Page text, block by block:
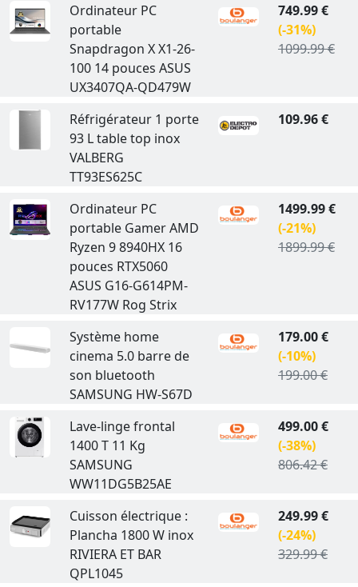
Ordinateur PC
portable
Snapdragon X X1-26-
100 14 pouces ASUS
UX3407QA-QD479W
749.99 €
(-31%)
1099.99 €
Réfrigérateur 1 porte
93 L table top inox
VALBERG
TT93ES625C
109.96 €
Ordinateur PC
portable Gamer AMD
Ryzen 9 8940HX 16
pouces RTX5060
ASUS G16-G614PM-
RV177W Rog Strix
1499.99 €
(-21%)
1899.99 €
Système home
cinema 5.0 barre de
son bluetooth
SAMSUNG HW-S67D
179.00 €
(-10%)
199.00 €
Lave-linge frontal
1400 T 11 Kg
SAMSUNG
WW11DG5B25AE
499.00 €
(-38%)
806.42 €
Cuisson électrique :
Plancha 1800 W inox
RIVIERA ET BAR
QPL1045
249.99 €
(-24%)
329.99 €